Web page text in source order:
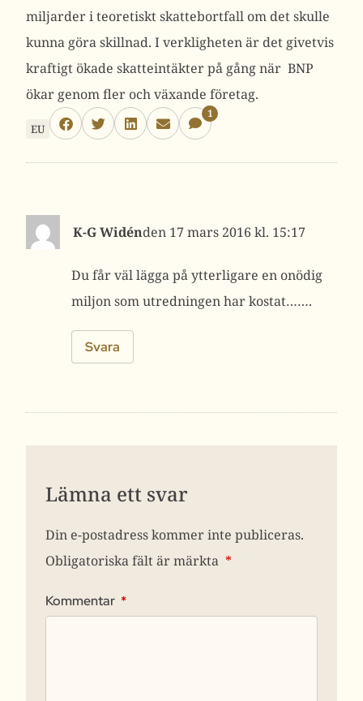
miljarder i teoretiskt skattebortfall om det skulle
kunna göra skillnad. I verkligheten är det givetvis
kraftigt ökade skatteintäkter på gång när BNP
ökar genom fler och växande företag.
EU
1
K-G Widén 17 mars 2016 kl. 15:17
Du får väl lägga på ytterligare en onödig
miljon som utredningen har kostat…….
Svara
Lämna ett svar
Din e-postadress kommer inte publiceras.
Obligatoriska fält är märkta *
Kommentar *